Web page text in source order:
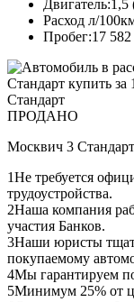
Двигатель:1,5
Расход л/
Пробег:17 582
ПРОДАНО
Москвич 3
1Не требуется
трудоустройства.
2Наша компания
участия Банков.
3Наши юристы
покупаемому
4Мы гарантируем
5Минимум 25% от